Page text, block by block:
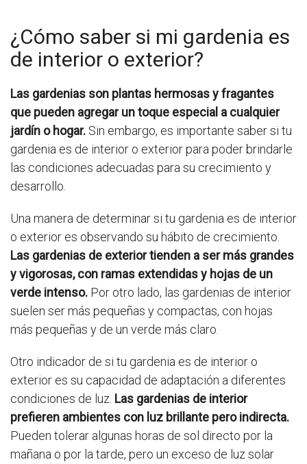
¿Cómo saber si mi gardenia es
de interior o exterior?
Las gardenias son plantas hermosas y fragantes
que pueden agregar un toque especial a cualquier
jardín o hogar. Sin embargo, es importante saber si tu
gardenia es de interior o exterior para poder brindarle
las condiciones adecuadas para su crecimiento y
desarrollo.
Una manera de determinar si tu gardenia es de interior
o exterior es observando su hábito de crecimiento.
Las gardenias de exterior tienden a ser más grandes
y vigorosas, con ramas extendidas y hojas de un
verde intenso. Por otro lado, las gardenias de interior
suelen ser más pequeñas y compactas, con hojas
más pequeñas y de un verde más claro.
Otro indicador de si tu gardenia es de interior o
exterior es su capacidad de adaptación a diferentes
condiciones de luz. Las gardenias de interior
prefieren ambientes con luz brillante pero indirecta.
Pueden tolerar algunas horas de sol directo por la
mañana o por la tarde, pero un exceso de luz solar